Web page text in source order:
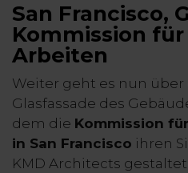
San Francisco,
Kommission
Arbeiten
Weiter geht es nun
Glasfassade des
dem die Kommission
in San Francisco ihren
KMD Architects